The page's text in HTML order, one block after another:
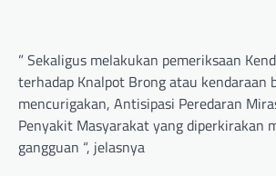
” Sekaligus melakukan pemeriksaan
terhadap Knalpot Brong atau kendaraan
mencurigakan, Antisipasi Peredaran
Penyakit Masyarakat yang diperkirakan
gangguan “, jelasnya